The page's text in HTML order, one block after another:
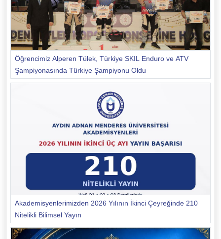
Öğrencimiz Alperen Tülek, Türkiye SKIL Enduro ve ATV
Şampiyonasında Türkiye Şampiyonu Oldu
Akademisyenlerimizden 2026 Yılının İkinci Çeyreğinde 210
Nitelikli Bilimsel Yayın